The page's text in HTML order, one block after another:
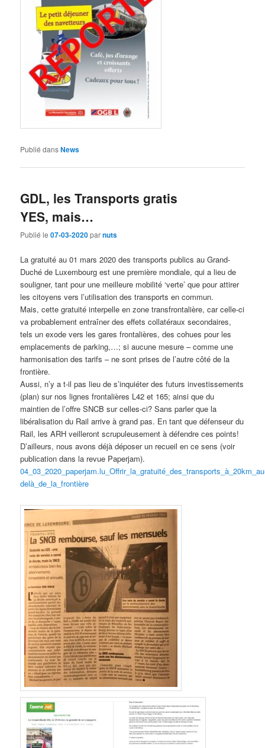
Publié dansNews
GDL, les Transports gratis
YES, mais…
Publié le07-03-2020parnuts
La gratuité au 01 mars 2020 des transports publics au Grand-
Duché de Luxembourg est une première mondiale, qui a lieu de
souligner, tant pour une meilleure mobilité ‘verte’ que pour attirer
les citoyens vers l’utilisation des transports en commun.
Mais, cette gratuité interpelle en zone transfrontalière, car celle-ci
va probablement entraîner des effets collatéraux secondaires,
tels un exode vers les gares frontalières, des cohues pour les
emplacements de parking,…; si aucune mesure – comme une
harmonisation des tarifs – ne sont prises de l’autre côté de la
frontière.
Aussi, n’y a t-il pas lieu de s’inquiéter des futurs investissements
(plan) sur nos lignes frontalières L42 et 165; ainsi que du
maintien de l’offre SNCB sur celles-ci? Sans parler que la
libéralisation du Rail arrive à grand pas. En tant que défenseur du
Rail, les ARH veilleront scrupuleusement à défendre ces points!
D’ailleurs, nous avons déjà déposer un recueil en ce sens (voir
publication dans la revue Paperjam).
delà_de_la_frontière